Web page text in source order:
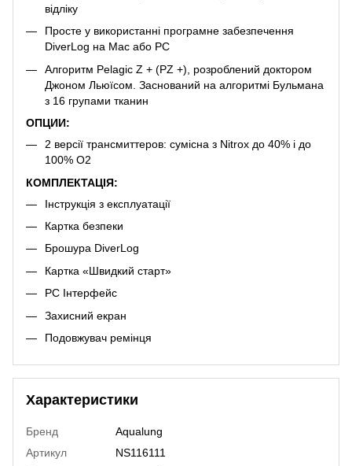
відліку
Просте у використанні програмне забезпечення
DiverLog на Mac або PC
Алгоритм Pelagic Z + (PZ +), розроблений доктором
Джоном Льюїсом. Заснований на алгоритмі Бульмана
з 16 групами тканин
ОПЦИИ:
2 версії трансмиттеров: сумісна з Nitrox до 40% і до
100% O2
КОМПЛЕКТАЦІЯ:
Інструкція з експлуатації
Картка безпеки
Брошура DiverLog
Картка «Швидкий старт»
PC Інтерфейс
Захисний екран
Подовжувач ремінця
Характеристики
Бренд
Aqualung
Артикул
NS116111